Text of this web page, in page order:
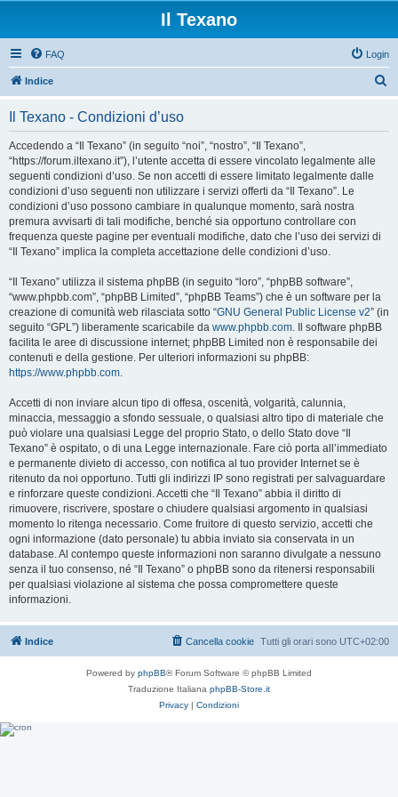
Il Texano
FAQ Login
Indice
Il Texano - Condizioni d’uso
Accedendo a “Il Texano” (in seguito “noi”, “nostro”, “Il Texano”,
“https://forum.iltexano.it”), l’utente accetta di essere vincolato legalmente alle
seguenti condizioni d’uso. Se non accetti di essere limitato legalmente dalle
condizioni d’uso seguenti non utilizzare i servizi offerti da “Il Texano”. Le
condizioni d’uso possono cambiare in qualunque momento, sarà nostra
premura avvisarti di tali modifiche, benché sia opportuno controllare con
frequenza queste pagine per eventuali modifiche, dato che l’uso dei servizi di
“Il Texano” implica la completa accettazione delle condizioni d’uso.
“Il Texano” utilizza il sistema phpBB (in seguito “loro”, “phpBB software”,
“www.phpbb.com”, “phpBB Limited”, “phpBB Teams”) che è un software per la
creazione di comunità web rilasciata sotto “GNU General Public License v2” (in
seguito “GPL”) liberamente scaricabile da www.phpbb.com. Il software phpBB
facilita le aree di discussione internet; phpBB Limited non è responsabile dei
contenuti e della gestione. Per ulteriori informazioni su phpBB:
https://www.phpbb.com.
Accetti di non inviare alcun tipo di offesa, oscenità, volgarità, calunnia,
minaccia, messaggio a sfondo sessuale, o qualsiasi altro tipo di materiale che
può violare una qualsiasi Legge del proprio Stato, o dello Stato dove “Il
Texano” è ospitato, o di una Legge internazionale. Fare ciò porta all’immediato
e permanente divieto di accesso, con notifica al tuo provider Internet se è
ritenuto da noi opportuno. Tutti gli indirizzi IP sono registrati per salvaguardare
e rinforzare queste condizioni. Accetti che “Il Texano” abbia il diritto di
rimuovere, riscrivere, spostare o chiudere qualsiasi argomento in qualsiasi
momento lo ritenga necessario. Come fruitore di questo servizio, accetti che
ogni informazione (dato personale) tu abbia inviato sia conservata in un
database. Al contempo queste informazioni non saranno divulgate a nessuno
senza il tuo consenso, né “Il Texano” o phpBB sono da ritenersi responsabili
per qualsiasi violazione al sistema che possa compromettere queste
informazioni.
Indice Tutti gli orari sono UTC+02:00
Cancella cookie
Powered by phpBB® Forum Software © phpBB Limited
Traduzione Italiana phpBB-Store.it
Privacy | Condizioni